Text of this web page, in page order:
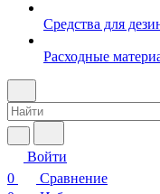
Средства для
Расходные
Войти
0
Сравнение